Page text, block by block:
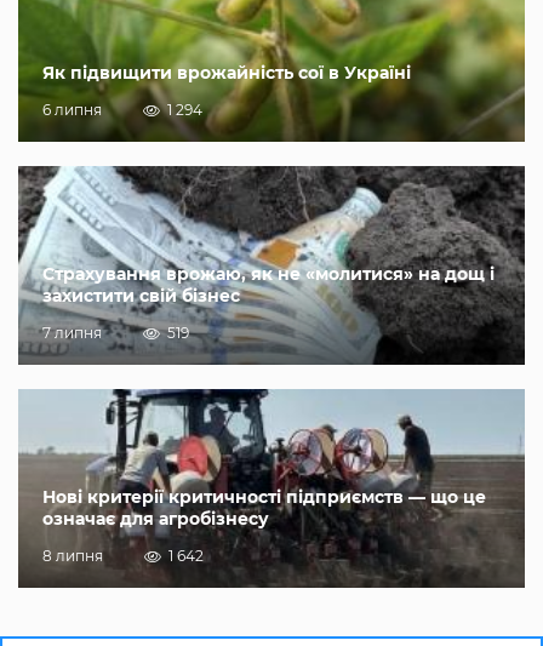
Як підвищити врожайність сої в Україні
6 липня 1 294
Страхування врожаю, як не «молитися» на дощ і
захистити свій бізнес
7 липня 519
Нові критерії критичності підприємств — що це
означає для агробізнесу
8 липня 1 642